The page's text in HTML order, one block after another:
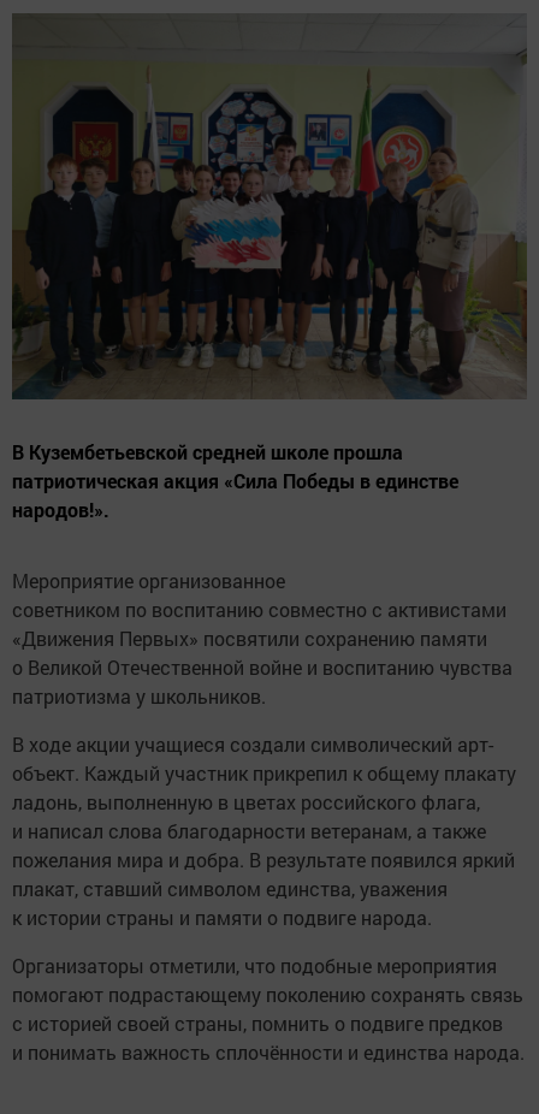
В Кузембетьевской средней школе прошла
патриотическая акция «Сила Победы в единстве
народов!».
Мероприятие организованное
советником по воспитанию совместно с активистами
«Движения Первых» посвятили сохранению памяти
о Великой Отечественной войне и воспитанию чувства
патриотизма у школьников.
В ходе акции учащиеся создали символический арт-
объект. Каждый участник прикрепил к общему плакату
ладонь, выполненную в цветах российского флага,
и написал слова благодарности ветеранам, а также
пожелания мира и добра. В результате появился яркий
плакат, ставший символом единства, уважения
к истории страны и памяти о подвиге народа.
Организаторы отметили, что подобные мероприятия
помогают подрастающему поколению сохранять связь
с историей своей страны, помнить о подвиге предков
и понимать важность сплочённости и единства народа.